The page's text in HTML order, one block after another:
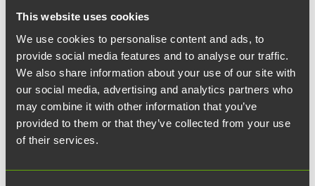
This website uses cookies
We use cookies to personalise content and ads, to
provide social media features and to analyse our traffic.
We also share information about your use of our site with
our social media, advertising and analytics partners who
may combine it with other information that you’ve
provided to them or that they’ve collected from your use
of their services.
vähän niin ja näin. Entäpä sitten yritysten
lupaukset?
Olemme Turun kaupunkikonserniin kuuluvana
yrityksenä tehneet tiettyjä lupauksia
vastuullisuuden osalta. Allekirjoitimme viime
kesänä Turun kaupungille päästöjen